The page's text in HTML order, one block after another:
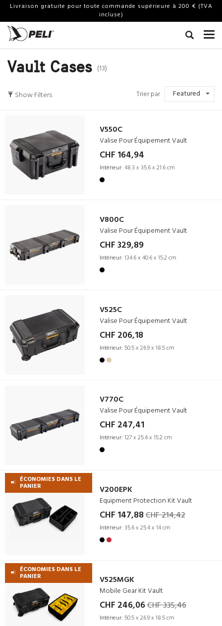
Livraison gratuite pour toute commande supérieure à 200 € (TVA
incluse)
Vault Cases (13)
Show Filters Trier par Featured
V550C
Valise Pour Équipement Vault
CHF 164,94
Intérieur: 48.3 x 35.6 x 21.6 cm
V800C
Valise Pour Équipement Vault
CHF 329,89
Intérieur: 134.6 x 40.6 x 15.2 cm
V525C
Valise Pour Équipement Vault
CHF 206,18
Intérieur: 50.5 x 26.9 x 18.5 cm
V770C
Valise Pour Équipement Vault
CHF 247,41
Intérieur: 127 x 25.4 x 15.2 cm
ÉCONOMIES DANS LE
PANIER V200EPK
Equipment Protection Kit Vault
CHF 147,88CHF 214,42
Intérieur: 35.6 x 25.4 x 14 cm
ÉCONOMIES DANS LE
PANIER V525MGK
Mobile Gear Kit Vault
CHF 246,06CHF 335,46
Intérieur: 50.5 x 26.9 x 18.5 cm